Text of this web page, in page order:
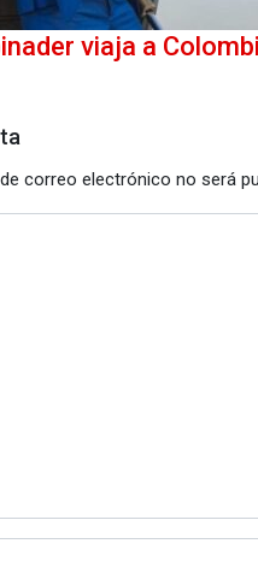
viaja a
correo electrónico no será